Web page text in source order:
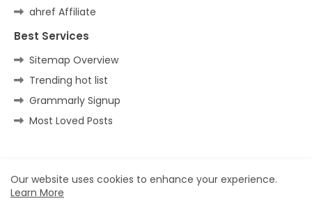
ahref Affiliate
Best Services
Sitemap Overview
Trending hot list
Grammarly Signup
Most Loved Posts
Home Contact us Privacy Policy
Our website uses cookies to enhance your experience.
Learn More